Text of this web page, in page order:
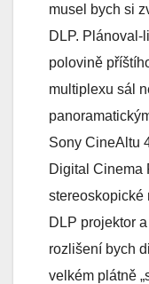
musel bych si
DLP. Plánoval-
polovině
multiplexu sál
Sony CineAltu
Digital Cinema
stereoskopické
DLP projektor
rozlišení bych
velkém plátně